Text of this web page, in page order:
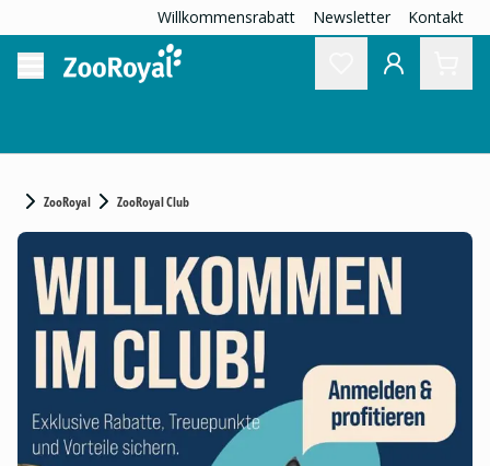
Willkommensrabatt Newsletter Kontakt
ZooRoyal ZooRoyal Club